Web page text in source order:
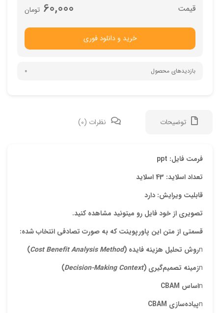
تومان 60,000
خرید و دانلود فوری
بازدیدهای محصول 0
توضیحات نظرات (0)
فرمت فایل: ppt
تعداد اسلاید: 43 اسلاید
قابلیت ویرایش: دارد
تصویری از خود فایل رو میتونید مشاهده کنید.
قسمتی از متن این پاورپوینت که به صورت تصادفی انتخاب شده:
nروش تحليل هزينه فايده (Cost Benefit Analysis Method
)
nزمينه تصميم‌گيري (Decision-Making Context
)
nاساس CBAM
nپياده‌سازي CBAM